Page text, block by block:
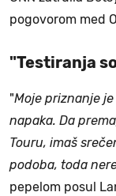
pogovorom med
"Testiranja
"Moje priznanje
napaka. Da
Touru, imaš
podoba, toda
pepelom posul